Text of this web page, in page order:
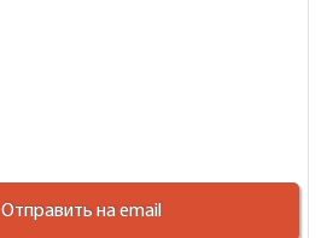
Отправить на email